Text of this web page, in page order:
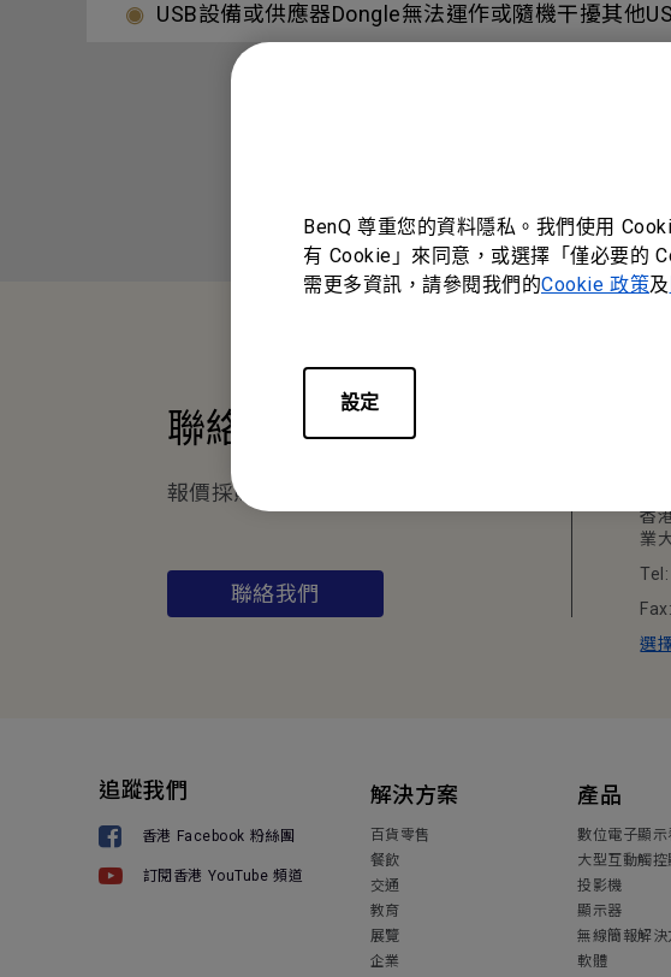
BenQ 尊重您的資料隱私。我們使用
有 Cookie」來同意，或選擇「僅必要的
需更多資訊，請參閱我們的Cookie 政策及
設定
USB設備或供應器Dongle無法運作或隨機干擾其他
聯絡我們
報價採購 · 技術諮詢 · 售後服務
聯絡我們
香
業
選
追蹤我們
香港 Facebook 粉絲團
訂閱香港 YouTube 頻道
解決方案
百貨零售
餐飲
交通
教育
展覽
企業
產品
數位電子顯示
大型互動觸控
投影機
顯示器
無線簡報解決
軟體